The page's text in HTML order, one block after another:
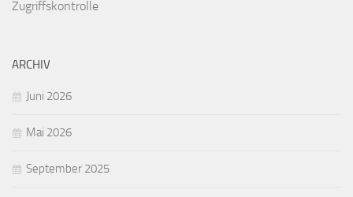
Zugriffskontrolle
ARCHIV
Juni 2026
Mai 2026
September 2025